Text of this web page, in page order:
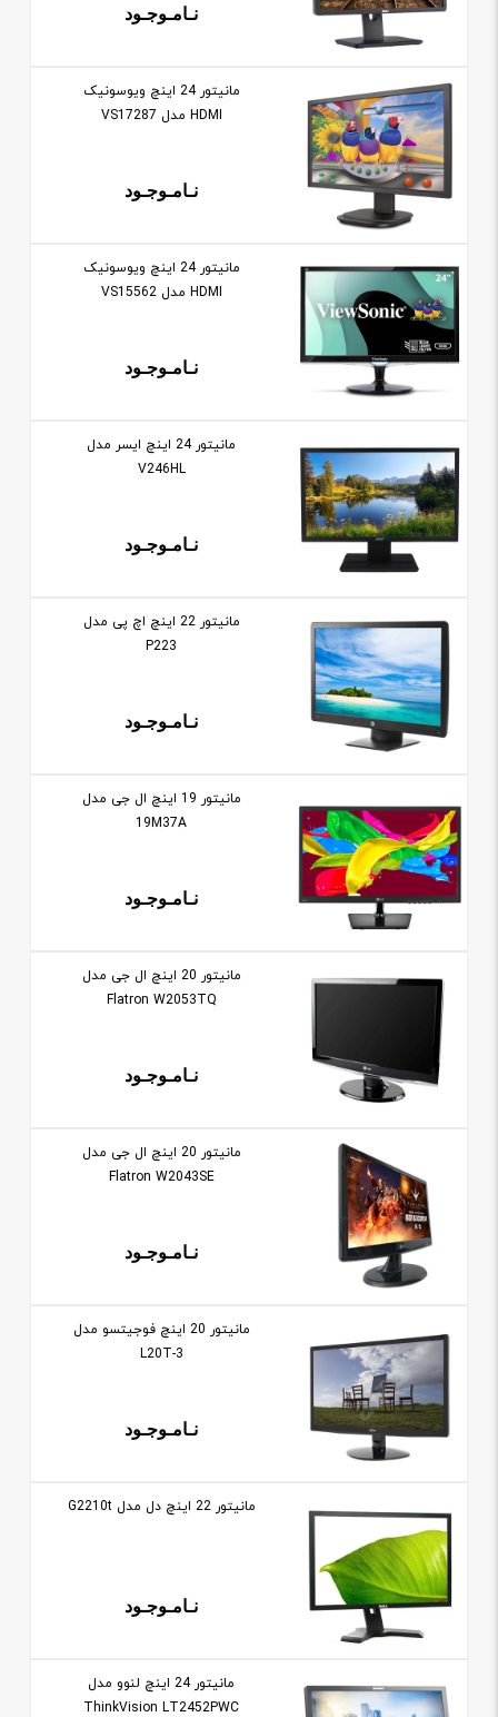
نـامـوجـود
مانيتور 24 اينچ ویوسونیک
HDMI مدل VS17287
نـامـوجـود
مانيتور 24 اينچ ویوسونیک
HDMI مدل VS15562
نـامـوجـود
مانيتور 24 اينچ ایسر مدل
V246HL
نـامـوجـود
مانيتور 22 اينچ اچ پی مدل
P223
نـامـوجـود
مانيتور 19 اينچ ال جی مدل
19M37A
نـامـوجـود
مانيتور 20 اينچ ال جی مدل
Flatron W2053TQ
نـامـوجـود
مانيتور 20 اينچ ال جی مدل
Flatron W2043SE
نـامـوجـود
مانيتور 20 اينچ فوجیتسو مدل
L20T-3
نـامـوجـود
مانيتور 22 اينچ دل مدل G2210t
نـامـوجـود
مانيتور 24 اينچ لنوو مدل
ThinkVision LT2452PWC